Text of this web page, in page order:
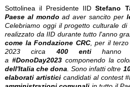
Sottolinea il Presidente IIDStefano
Paese al mondo ad aver sancito per
Celebriamo oggi il progetto culturale
realizzato da IID durante tutto l'anno
come la Fondazione CRC, per il
2023 circa 400 entihanno
a #DonoDay2023componendo la
dell'Italia che dona . Sono infatti oltre
elaborati artistici candidati al contest